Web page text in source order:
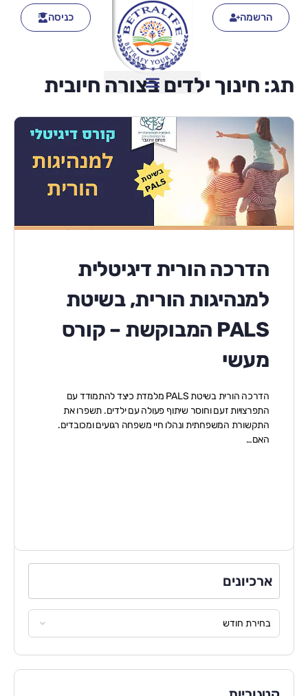
הרשמה כניסה
תג: חינוך ילדים בצורה חיובית
הדרכה הורית דיגיטלית
למנהיגות הורית, בשיטת
PALS המבוקשת – קורס
מעשי
הדרכה הורית בשיטת PALS מלמדת כיצד להתמודד עם
התפרצויות זעם וחוסר שיתוף פעולה עם ילדים. תשפרו את
התקשורת המשפחתית ונהלו חיי משפחה רגועים ומכובדים.
האם…
ארכיונים